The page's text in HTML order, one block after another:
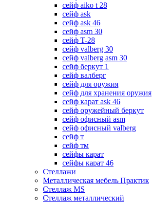
сейф aiko t 28
сейф ask
сейф ask 46
сейф asm 30
сейф T-28
сейф valberg 30
сейф valberg asm 30
сейф беркут 1
сейф валберг
сейф для оружия
сейф для хранения оружия
сейф карат ask 46
сейф оружейный беркут
сейф офисный asm
сейф офисный valberg
сейф т
сейф тм
сейфы карат
сейфы карат 46
Стеллажи
Металлическая мебель Практик
Стеллаж MS
Стеллаж металлический